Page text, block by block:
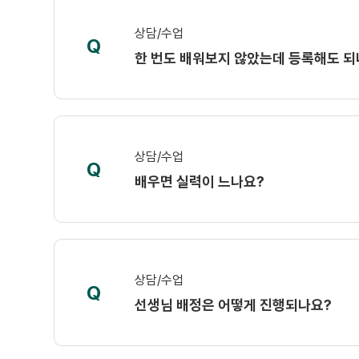
Q
상담/수업
한 번도 배워보지 않았는데 등록해도
Q
상담/수업
배우면 실력이 느나요?
Q
상담/수업
선생님 배정은 어떻게 진행되나요?